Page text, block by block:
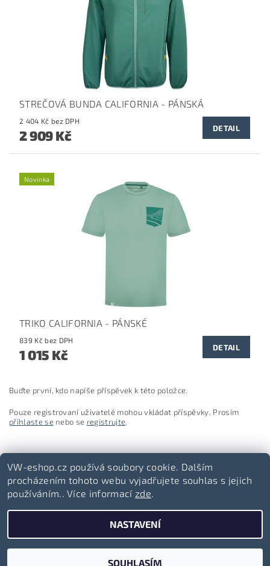
STREČOVÁ BUNDA CALIFORNIA - PÁNSKÁ
2 404 Kč bez DPH
2 909 Kč DETAIL
Novinka
TRIKO CALIFORNIA - PÁNSKÉ
839 Kč bez DPH
1 015 Kč DETAIL
Buďte první, kdo napíše příspěvek k této položce.
Pouze registrovaní uživatelé mohou vkládat příspěvky. Prosím
přihlaste senebo se registrujte.
Volkswagen-lifestyle.cz
2026 ©VW-eshop.cz, všechna práva vyhrazena
Vytvořil Shoptet
VW-eshop.cz používá soubory cookie. Dalším
procházením tohoto webu vyjadřujete souhlas s jejich
používáním.. Více informací zde.
NASTAVENÍ
SOUHLASÍM